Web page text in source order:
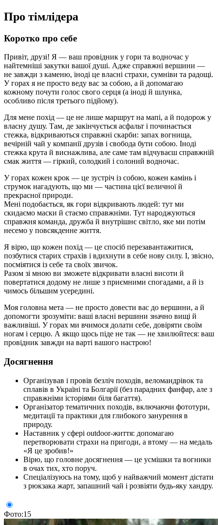
Про тімлідера
Коротко про себе
Привіт, друзі! Я — ваш провідник у гори та водночас у
найтемніші закутки вашої душі. Адже справжні вершини —
не завжди з каменю, іноді це власні страхи, сумніви та радощі.
У горах я не просто веду вас за собою, а й допомагаю
кожному почути голос свого серця (а іноді й шлунка,
особливо після третього підйому).
Для мене похід — це не лише маршрут на мапі, а й подорож у
власну душу. Там, де закінчується асфальт і починається
стежка, відкриваються справжні скарби: запах вогнища,
вечірній чай у компанії друзів і свобода бути собою. Іноді
стежка крута й виснажлива, але саме там відчуваєш справжній
смак життя — гіркий, солодкий і солоний водночас.
У горах кожен крок — це зустріч із собою, кожен камінь і
струмок нагадують, що ми — частина цієї величної й
прекрасної природи.
Мені подобається, як гори відкривають людей: тут ми
скидаємо маски й стаємо справжніми. Тут народжуються
справжня команда, дружба й внутрішнє світло, яке ми потім
несемо у повсякденне життя.
Я вірю, що кожен похід — це спосіб перезавантажитися,
позбутися старих страхів і вдихнути в себе нову силу. І, звісно,
посміятися із себе та своїх звичок.
Разом зі мною ви зможете відкривати власні висоти й
повертатися додому не лише з приємними спогадами, а й із
чимось більшим усередині.
Моя головна мета — не просто довести вас до вершини, а й
допомогти зрозуміти: ваші власні вершини значно вищі й
важливіші. У горах ми вчимося долати себе, довіряти своїм
ногам і серцю. А якщо щось піде не так — не хвилюйтеся: ваш
провідник завжди на варті вашого настрою!
Досягнення
Організував і провів безліч походів, веломандрівок та
сплавів в Україні та Болгарії (без парадних фанфар, але з
справжніми історіями біля багаття).
Організатор тематичних походів, включаючи фототури,
медитації та практики для глибокого занурення в
природу.
Наставник у сфері outdoor-життя: допомагаю
перетворювати страхи на пригоди, а втому — на медаль
«Я це зробив!»
Вірю, що головне досягнення — це усмішки та вогники
в очах тих, хто поруч.
Спеціалізуюсь на тому, щоб у найважчий момент дістати
з рюкзака жарт, запашний чай і розвіяти будь-яку хандру.
Фото:15